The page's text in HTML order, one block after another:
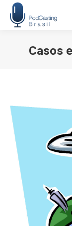
Casos